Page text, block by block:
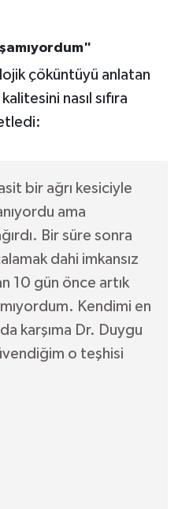
çöküntüyü anlatan
nasıl sıfıra
bir ağrı kesiciyle
ama
Bir süre sonra
dahi imkansız
10 gün önce artık
Kendimi en
karşıma Dr. Duygu
o teşhisi